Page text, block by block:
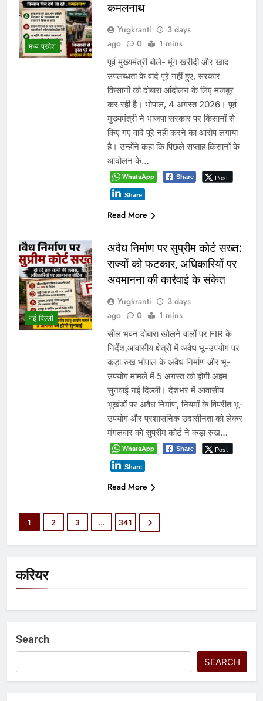
करियर
मध्य प्रदेश
कमलनाथ
Yugkranti
3 days
ago
0 1 mins
पूर्व मुख्यमंत्री बोले- मूंग खरीदी और खाद
उपलब्धता के वादे पूरे नहीं हुए, सरकार
किसानों को दोबारा आंदोलन के लिए मजबूर
कर रही है। भोपाल, 4 अगस्त 2026। पूर्व
मुख्यमंत्री ने भाजपा सरकार पर किसानों से
किए गए वादे पूरे नहीं करने का आरोप लगाया
है। उन्होंने कहा कि पिछले सप्ताह किसानों के
आंदोलन के…
WhatsApp Share Post
Share
Read More
नई दिल्ली
अवैध निर्माण पर सुप्रीम कोर्ट सख्त:
राज्यों को फटकार, अधिकारियों पर
अवमानना की कार्रवाई के संकेत
Yugkranti
3 days
ago
0 1 mins
सील भवन दोबारा खोलने वालों पर FIR के
निर्देश,आवासीय क्षेत्रों में अवैध भू-उपयोग पर
कड़ा रुख भोपाल के अवैध निर्माण और भू-
उपयोग मामले में 5 अगस्त को होगी अहम
सुनवाई नई दिल्ली। देशभर में आवासीय
भूखंडों पर अवैध निर्माण, नियमों के विपरीत भू-
उपयोग और प्रशासनिक उदासीनता को लेकर
मंगलवार को सुप्रीम कोर्ट ने कड़ा रुख…
WhatsApp Share Post
Share
Read More
1 2 3 … 341
Search
SEARCH